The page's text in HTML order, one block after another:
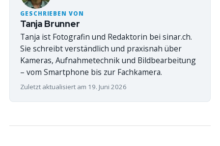
GESCHRIEBEN VON
Tanja Brunner
Tanja ist Fotografin und Redaktorin bei sinar.ch.
Sie schreibt verständlich und praxisnah über
Kameras, Aufnahmetechnik und Bildbearbeitung
– vom Smartphone bis zur Fachkamera.
Zuletzt aktualisiert am 19. Juni 2026